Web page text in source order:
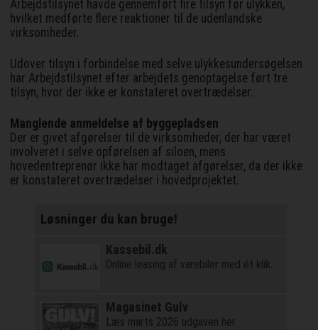
Arbejdstilsynet havde gennemført fire tilsyn før ulykken,
hvilket medførte flere reaktioner til de udenlandske
virksomheder.
Udover tilsyn i forbindelse med selve ulykkesundersøgelsen
har Arbejdstilsynet efter arbejdets genoptagelse ført tre
tilsyn, hvor der ikke er konstateret overtrædelser.
Manglende anmeldelse af byggepladsen
Der er givet afgørelser til de virksomheder, der har været
involveret i selve opførelsen af siloen, mens
hovedentreprenør ikke har modtaget afgørelser, da der ikke
er konstateret overtrædelser i hovedprojektet.
Løsninger du kan bruge!
Kassebil.dk
Online leasing af varebiler med ét klik.
Magasinet Gulv
Læs marts 2026 udgaven her